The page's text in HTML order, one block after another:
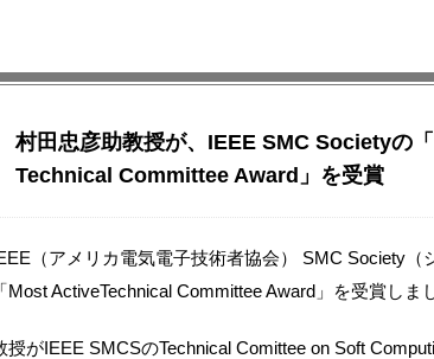
村田忠彦助教授が、IEEE SMC Societyの
Technical Committee Award」を受賞
（アメリカ電気電子技術者協会） SMC Society（
ActiveTechnical Committee Award」を受賞しま
授がIEEE SMCSのTechnical Comittee on Soft